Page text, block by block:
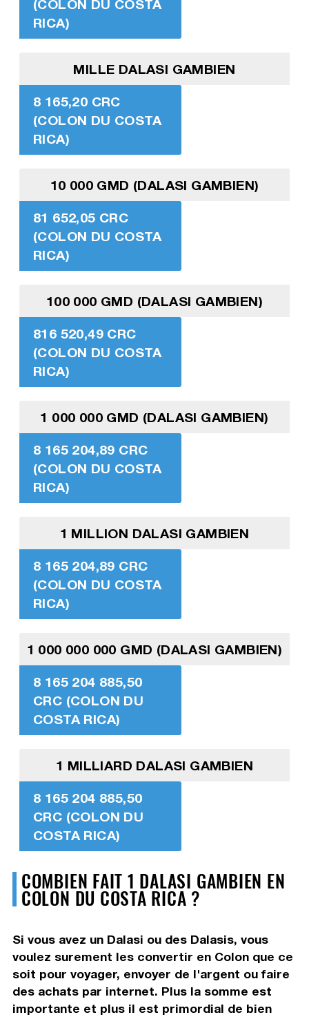
(COLON DU COSTA
RICA)
MILLE DALASI GAMBIEN
8 165,20 CRC
(COLON DU COSTA
RICA)
10 000 GMD (DALASI GAMBIEN)
81 652,05 CRC
(COLON DU COSTA
RICA)
100 000 GMD (DALASI GAMBIEN)
816 520,49 CRC
(COLON DU COSTA
RICA)
1 000 000 GMD (DALASI GAMBIEN)
8 165 204,89 CRC
(COLON DU COSTA
RICA)
1 MILLION DALASI GAMBIEN
8 165 204,89 CRC
(COLON DU COSTA
RICA)
1 000 000 000 GMD (DALASI GAMBIEN)
8 165 204 885,50
CRC (COLON DU
COSTA RICA)
1 MILLIARD DALASI GAMBIEN
8 165 204 885,50
CRC (COLON DU
COSTA RICA)
COMBIEN FAIT 1 DALASI GAMBIEN EN
COLON DU COSTA RICA ?
Si vous avez un Dalasi ou des Dalasis, vous
voulez surement les convertir en Colon que ce
soit pour voyager, envoyer de l'argent ou faire
des achats par internet. Plus la somme est
importante et plus il est primordial de bien